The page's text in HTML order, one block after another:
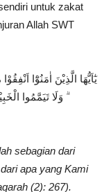
untuk zakat
Allah SWT
يٰٓاَيُّهَا الَّذِيْنَ اٰمَنُوْٓا
وَلَا تَيَمَّمُوا
sebagian dari
apa yang Kami
(2): 267).